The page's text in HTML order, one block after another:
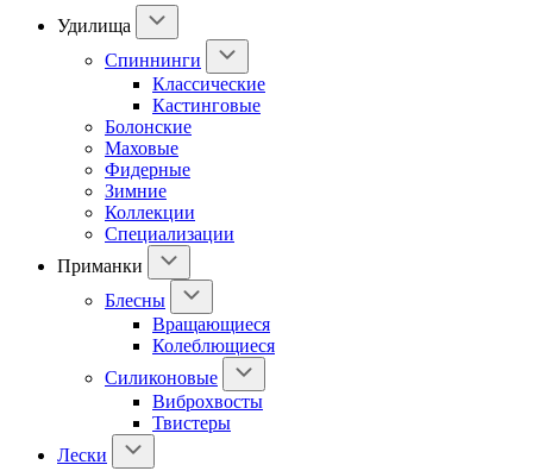
Удилища
Спиннинги
Классические
Кастинговые
Болонские
Маховые
Фидерные
Зимние
Коллекции
Специализации
Приманки
Блесны
Вращающиеся
Колеблющиеся
Силиконовые
Виброхвосты
Твистеры
Лески